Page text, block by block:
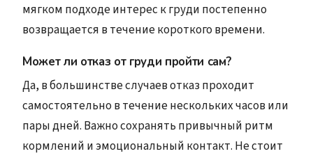
мягком подходе интерес к груди постепенно
возвращается в течение короткого времени.
Может ли отказ от груди пройти сам?
Да, в большинстве случаев отказ проходит
самостоятельно в течение нескольких часов или
пары дней. Важно сохранять привычный ритм
кормлений и эмоциональный контакт. Не стоит